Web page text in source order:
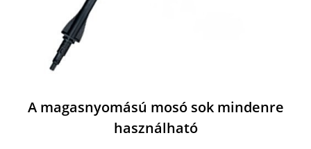
A magasnyomású mosó sok mindenre
használható